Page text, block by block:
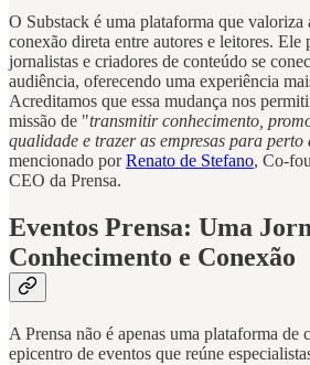
O Substack é uma plataforma que valoriza
conexão direta entre autores e leitores. Ele
jornalistas e criadores de conteúdo se
audiência, oferecendo uma experiência
Acreditamos que essa mudança nos
missão de "transmitir conhecimento,
qualidade e trazer as empresas para perto
mencionado porRenato de Stefano, Co-
CEO da Prensa.
Eventos Prensa: Uma
Conhecimento e Conexão
A Prensa não é apenas uma plataforma de
epicentro de eventos que reúne